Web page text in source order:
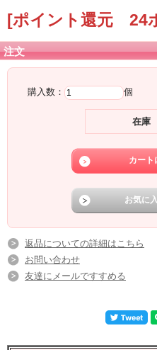
[ポイント還元 24
注文
購入数： 個
在庫
返品についての詳細はこちら
お問い合わせ
友達にメールですすめる